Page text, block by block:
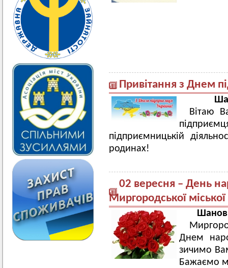
Привітання з Днем
Вітаю
підприємницькій
родинах!
02 вересня – День
Миргородської
Днем
зичимо
Бажаємо